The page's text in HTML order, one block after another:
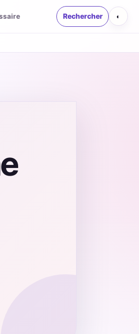
Rechercher ◐